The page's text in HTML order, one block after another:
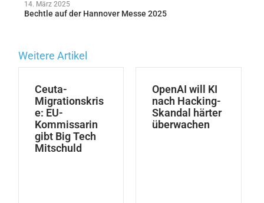
14. März 2025
Bechtle auf der Hannover Messe 2025
Weitere Artikel
Ceuta-
Migrationskris
e: EU-
Kommissarin
gibt Big Tech
Mitschuld
OpenAI will KI
nach Hacking-
Skandal härter
überwachen